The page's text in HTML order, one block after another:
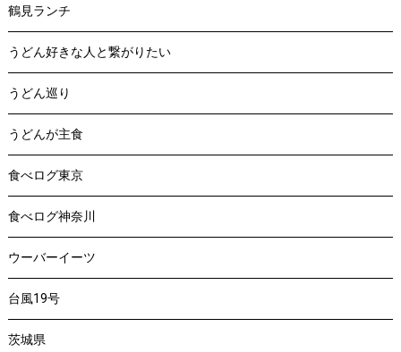
鶴見ランチ
うどん好きな人と繋がりたい
うどん巡り
うどんが主食
食べログ東京
食べログ神奈川
ウーバーイーツ
台風19号
茨城県